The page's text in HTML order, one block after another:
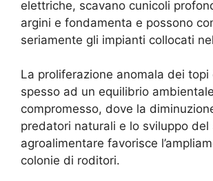
elettriche, scavano cunicoli
argini e fondamenta e possono
seriamente gli impianti collocati
La proliferazione anomala dei topi
spesso ad un equilibrio ambientale
compromesso, dove la
predatori naturali e lo sviluppo del
agroalimentare favorisce
colonie di roditori.